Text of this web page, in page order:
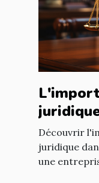
de la
Découvrir
juridique
une